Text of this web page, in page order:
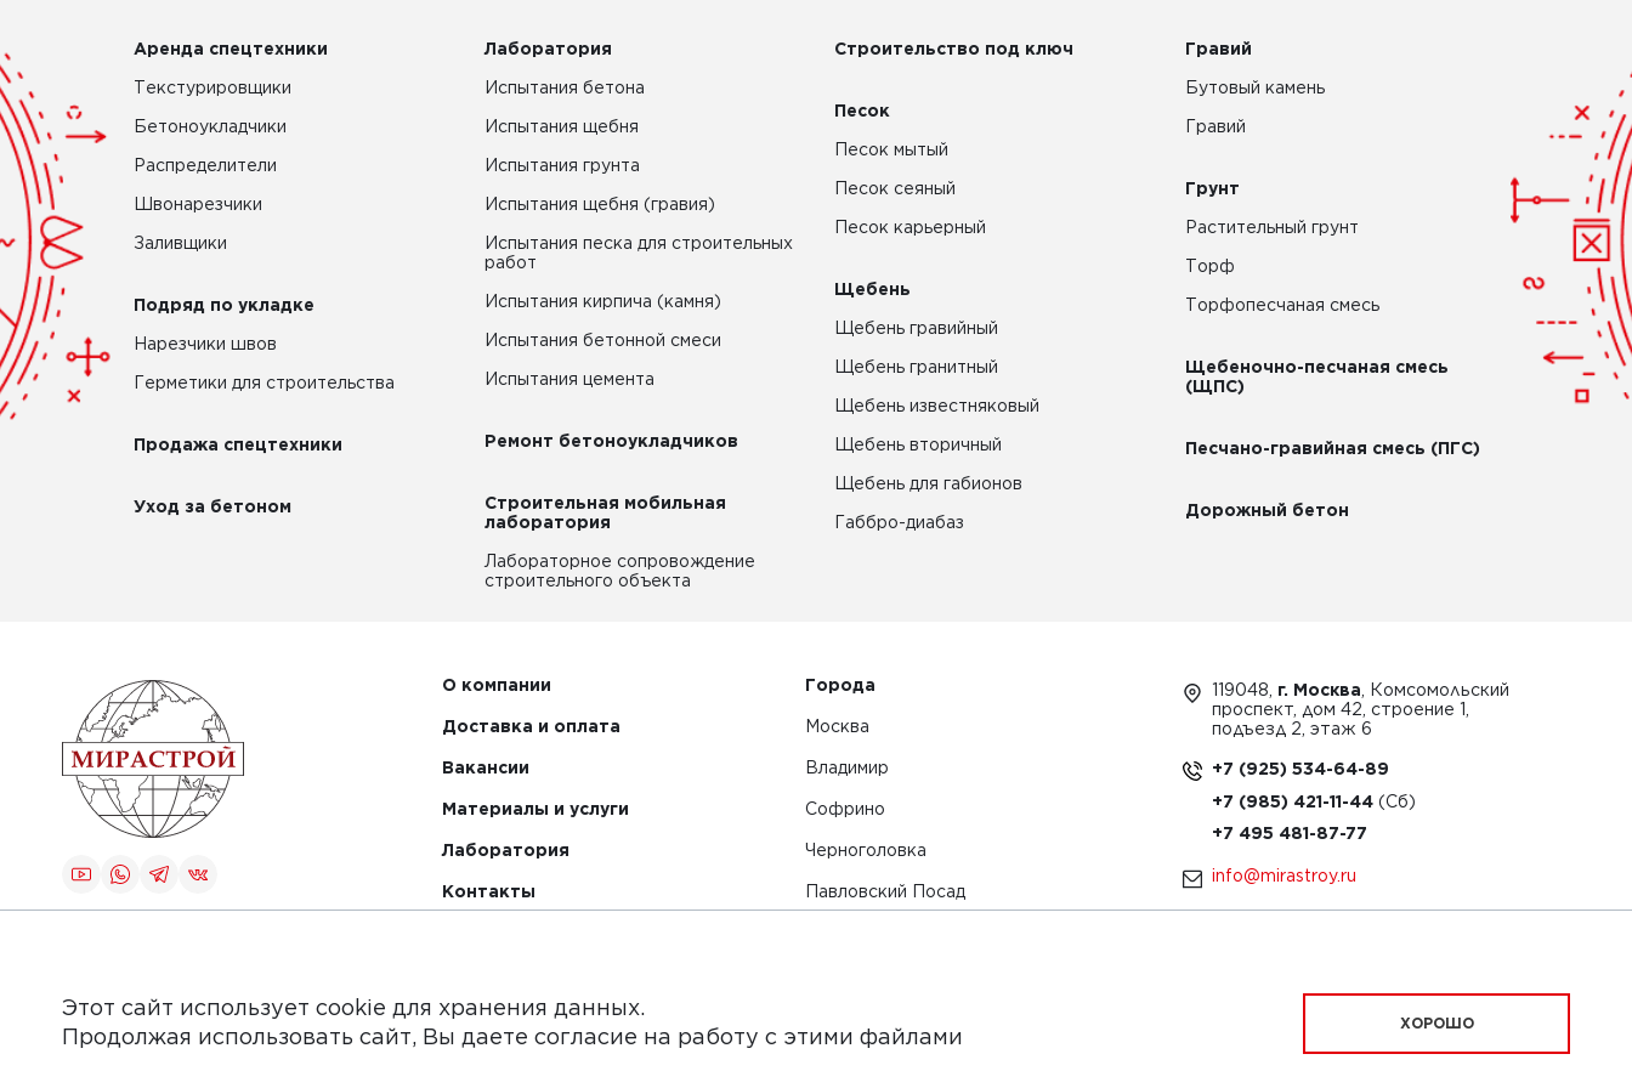
Аренда спецтехники
Текстурировщики
Бетоноукладчики
Распределители
Швонарезчики
Заливщики
Подряд по укладке
Нарезчики швов
Герметики для строительства
Продажа спецтехники
Уход за бетоном
Лаборатория
Испытания бетона
Испытания щебня
Испытания грунта
Испытания щебня (гравия)
Испытания песка для строительных
работ
Испытания кирпича (камня)
Испытания бетонной смеси
Испытания цемента
Ремонт бетоноукладчиков
Строительная мобильная
лаборатория
Лабораторное сопровождение
строительного объекта
Строительство под ключ
Песок
Песок мытый
Песок сеяный
Песок карьерный
Щебень
Щебень гравийный
Щебень гранитный
Щебень известняковый
Щебень вторичный
Щебень для габионов
Габбро-диабаз
Гравий
Бутовый камень
Гравий
Грунт
Растительный грунт
Торф
Торфопесчаная смесь
Щебеночно-песчаная смесь
(ЩПС)
Песчано-гравийная смесь (ПГС)
Дорожный бетон
О компании
Доставка и оплата
Вакансии
Материалы и услуги
Лаборатория
Контакты
Города
Москва
Владимир
Софрино
Черноголовка
Павловский Посад
119048, г. Москва , Комсомольский
проспект, дом 42, строение 1,
подъезд 2, этаж 6
+7 (925) 534-64-89
+7 (985) 421-11-44
+7 495 481-87-77
info@mirastroy.ru
Обращаем Ваше внимание на то, что данный интернет-сайт и его содержимое носит исключительно информационный характер и ни при каких условиях
Этот сайт использует cookie для хранения данных.
Продолжая использовать сайт, Вы даете согласие на работу с этими файлами
ХОРОШО